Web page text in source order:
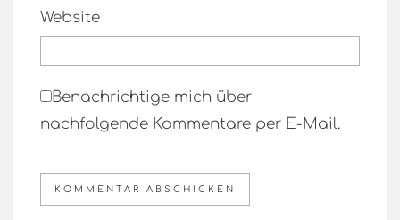
Website
Benachrichtige mich über
nachfolgende Kommentare per E-Mail.